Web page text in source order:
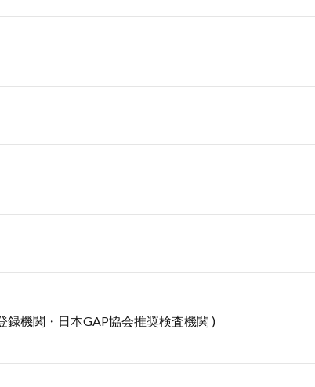
録機関・日本GAP協会推奨検査機関 )